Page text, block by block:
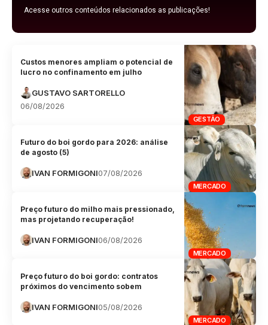
Acesse outros conteúdos relacionados as publicações!
GESTÃO
Custos menores ampliam o potencial de
lucro no confinamento em julho
GUSTAVO SARTORELLO
06/08/2026
MERCADO
Futuro do boi gordo para 2026: análise
de agosto (5)
IVAN FORMIGONI07/08/2026
MERCADO
Preço futuro do milho mais pressionado,
mas projetando recuperação!
IVAN FORMIGONI06/08/2026
MERCADO
Preço futuro do boi gordo: contratos
próximos do vencimento sobem
IVAN FORMIGONI05/08/2026